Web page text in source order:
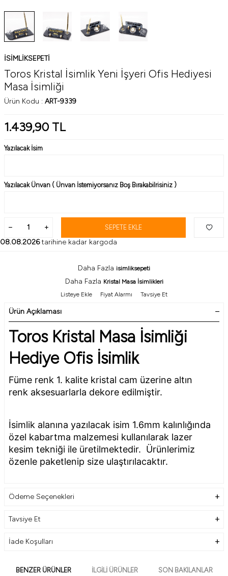
ISIMLIKSEPETI
Toros Kristal İsimlik Yeni İşyeri Ofis Hediyesi
Masa İsimliği
Ürün Kodu : ART-9339
1.439,90TL
Yazılacak İsim
Yazılacak Ünvan ( Ünvan İstemiyorsanız Boş Bırakabilrisiniz )
SEPETE EKLE
08.08.2026tarihine kadar kargoda
Daha Fazla isimliksepeti
Daha Fazla Kristal Masa İsimlikleri
Listeye Ekle
Fiyat Alarmı Tavsiye Et
Ürün Açıklaması
Toros Kristal Masa İsimliği
Hediye Ofis İsimlik
Füme renk 1. kalite kristal cam üzerine altın
renk aksesuarlarla dekore edilmiştir.
İsimlik alanına yazılacak isim 1.6mm kalınlığında
özel kabartma malzemesi kullanılarak lazer
kesim tekniği ile üretilmektedir. Ürünlerimiz
özenle paketlenip size ulaştırılacaktır.
Ürün Genel Özellikleri
Ürün Ebatı : 24cm x 12cm
Ürün Hammadde : Kristal
Ürün Üzerinde Yer Alan Aksesuarlar
Ödeme Seçenekleri
Tavsiye Et
İade Koşulları
BENZER ÜRÜNLER İLGILI ÜRÜNLER SON BAKILANLAR